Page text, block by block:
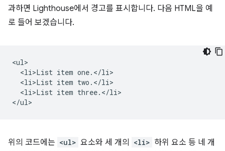
과하면 Lighthouse에서 경고를 표시합니다. 다음 HTML을 예
로 들어 보겠습니다.
<ul>
  <li>List item one.</li>
  <li>List item two.</li>
  <li>List item three.</li>
위의 코드에는 <ul> 요소와 세 개의 <li> 하위 요소 등 네 개